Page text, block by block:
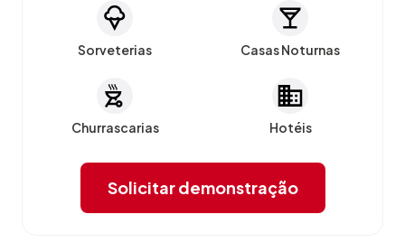
Sorveterias Casas Noturnas
Churrascarias Hotéis
Solicitar demonstração